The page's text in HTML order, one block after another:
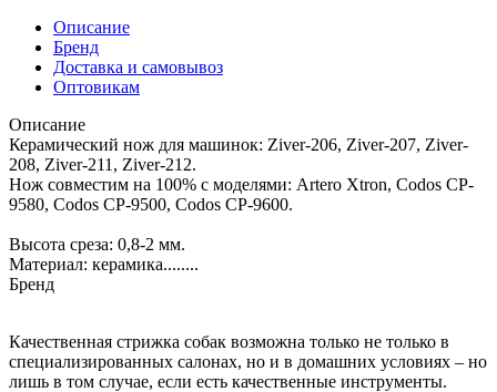
Описание
Бренд
Доставка и самовывоз
Оптовикам
Описание
Керамический нож для машинок: Ziver-206, Ziver-207, Ziver-
208, Ziver-211, Ziver-212.
Нож совместим на 100% с моделями: Artero Xtron, Codos CP-
9580, Codos CP-9500, Codos CP-9600.
Высота среза: 0,8-2 мм.
Материал: керамика........
Бренд
Качественная стрижка собак возможна только не только в
специализированных салонах, но и в домашних условиях – но
лишь в том случае, если есть качественные инструменты.